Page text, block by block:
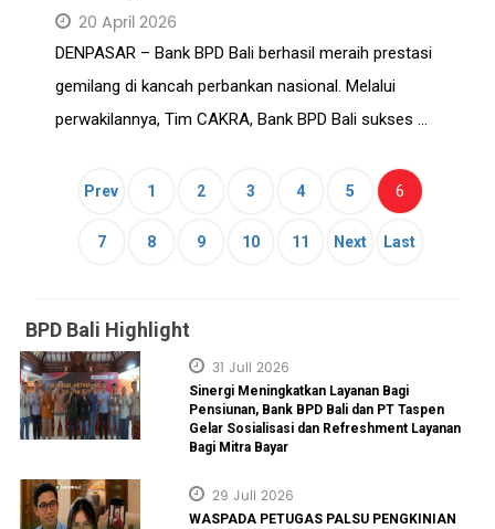
20 April 2026
DENPASAR – Bank BPD Bali berhasil meraih prestasi
gemilang di kancah perbankan nasional. Melalui
perwakilannya, Tim CAKRA, Bank BPD Bali sukses ...
Prev 1 2 3 4 5 6(current)
7 8 9 10 11 Next Last
BPD Bali Highlight
31 Juli 2026
Sinergi Meningkatkan Layanan Bagi
Pensiunan, Bank BPD Bali dan PT Taspen
Gelar Sosialisasi dan Refreshment Layanan
Bagi Mitra Bayar
29 Juli 2026
WASPADA PETUGAS PALSU PENGKINIAN